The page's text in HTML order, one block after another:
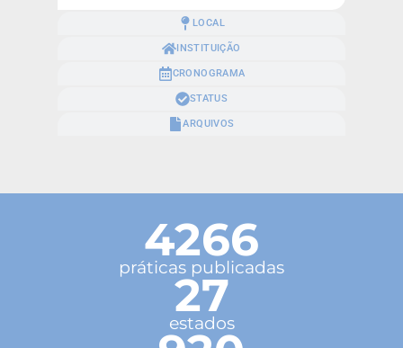
LOCAL
INSTITUIÇÃO
CRONOGRAMA
STATUS
ARQUIVOS
4266
práticas publicadas
27
estados